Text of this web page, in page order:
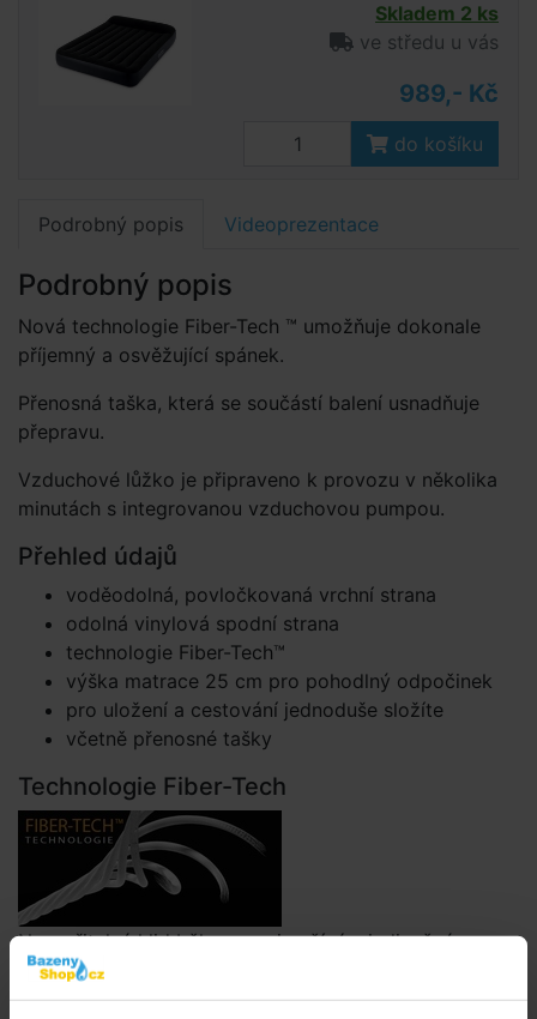
Skladem 2 ks
ve středu u vás
989,- Kč
do košíku
Podrobný popis Videoprezentace
Podrobný popis
Nová technologie Fiber-Tech ™ umožňuje dokonale
příjemný a osvěžující spánek.
Přenosná taška, která se součástí balení usnadňuje
přepravu.
Vzduchové lůžko je připraveno k provozu v několika
minutách s integrovanou vzduchovou pumpou.
Přehled údajů
voděodolná, povločkovaná vrchní strana
odolná vinylová spodní strana
technologie Fiber-Tech™
výška matrace 25 cm pro pohodlný odpočinek
pro uložení a cestování jednoduše složíte
včetně přenosné tašky
Technologie Fiber-Tech
Neuveřitelný klid během noci začíná s jedinečným
vláknem. Nafukovací postele s touto novou, inovativní
a patentovanou technologií Fiber-Tech ™ se skládají